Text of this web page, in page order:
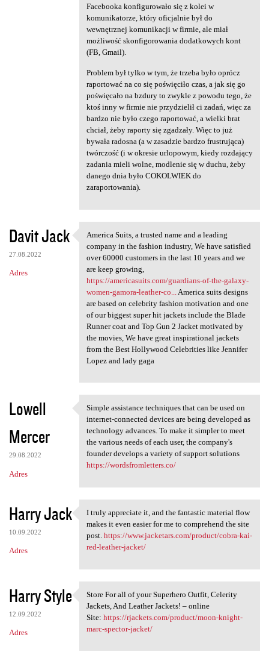
Facebooka konfigurowało się z kolei w
komunikatorze, który oficjalnie był do
wewnętrznej komunikacji w firmie, ale miał
możliwość skonfigorowania dodatkowych kont
(FB, Gmail).
Problem był tylko w tym, że trzeba było oprócz
raportować na co się poświęciło czas, a jak się go
poświęcało na bzdury to zwykle z powodu tego, że
ktoś inny w firmie nie przydzielił ci zadań, więc za
bardzo nie było czego raportować, a wielki brat
chciał, żeby raporty się zgadzały. Więc to już
bywała radosna (a w zasadzie bardzo frustrująca)
twórczość (i w okresie urlopowym, kiedy rozdający
zadania mieli wolne, modlenie się w duchu, żeby
danego dnia było COKOLWIEK do
zaraportowania).
Davit Jack
27.08.2022
Adres
America Suits, a trusted name
America Suits, a trusted name and a leading
company in the fashion industry, We have satisfied
over 60000 customers in the last 10 years and we
are keep growing,
https://americasuits.com/guardians-of-the-galaxy-
women-gamora-leather-co...
America suits designs
are based on celebrity fashion motivation and one
of our biggest super hit jackets include the Blade
Runner coat and Top Gun 2 Jacket motivated by
the movies, We have great inspirational jackets
from the Best Hollywood Celebrities like Jennifer
Lopez and lady gaga
Lowell
Mercer
29.08.2022
Adres
Simple assistance techniques
Simple assistance techniques that can be used on
internet-connected devices are being developed as
technology advances. To make it simpler to meet
the various needs of each user, the company's
founder develops a variety of support solutions
https://wordsfromletters.co/
Harry Jack
10.09.2022
Adres
I truly appreciate it, and
I truly appreciate it, and the fantastic material flow
makes it even easier for me to comprehend the site
post. https://www.jacketars.com/product/cobra-kai-
red-leather-jacket/
Harry Style
12.09.2022
Adres
Store For all of your
Store For all of your Superhero Outfit, Celerity
Jackets, And Leather Jackets! – online
Site: https://rjackets.com/product/moon-knight-
marc-spector-jacket/